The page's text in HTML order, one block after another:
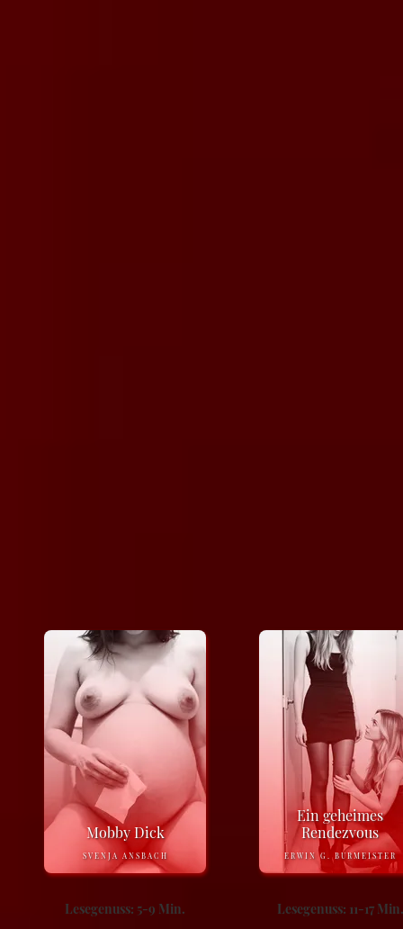
Mobby Dick
SVENJA ANSBACH
Lesegenuss: 5-9 Min.
Ein geheimes
Rendezvous
ERWIN G. BURMEISTER
Lesegenuss: 11-17 Min.